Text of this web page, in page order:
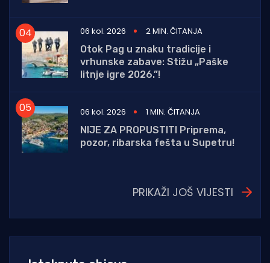
06 kol. 2026
2 MIN. ČITANJA
Otok Pag u znaku tradicije i
vrhunske zabave: Stižu „Paške
litnje igre 2026.”!
06 kol. 2026
1 MIN. ČITANJA
NIJE ZA PROPUSTITI Priprema,
pozor, ribarska fešta u Supetru!
PRIKAŽI JOŠ VIJESTI